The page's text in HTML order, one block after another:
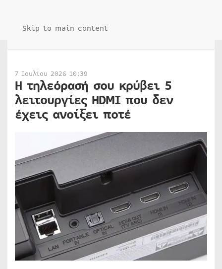
Skip to main content
7 Ιουλίου 2026 10:39
Η τηλεόρασή σου κρύβει 5
λειτουργίες HDMI που δεν
έχεις ανοίξει ποτέ